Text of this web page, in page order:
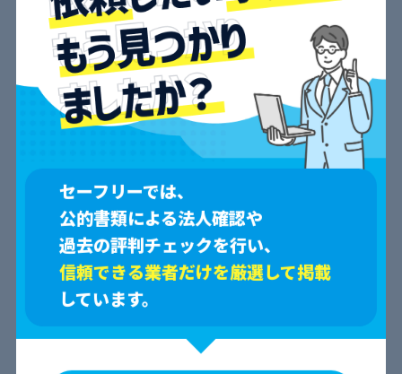
口コミ一覧
セーフリーでは、
公的書類による法人確認や
過去の評判チェックを行い、
信頼できる業者だけを厳選して掲載
しています。